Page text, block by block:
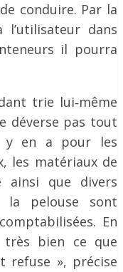
conduire. Par la
dans
il pourra
trie lui‐même
déverse pas tout
y en a pour les
les matériaux de
ainsi que divers
la pelouse sont
En
très bien ce que
refuse », précise